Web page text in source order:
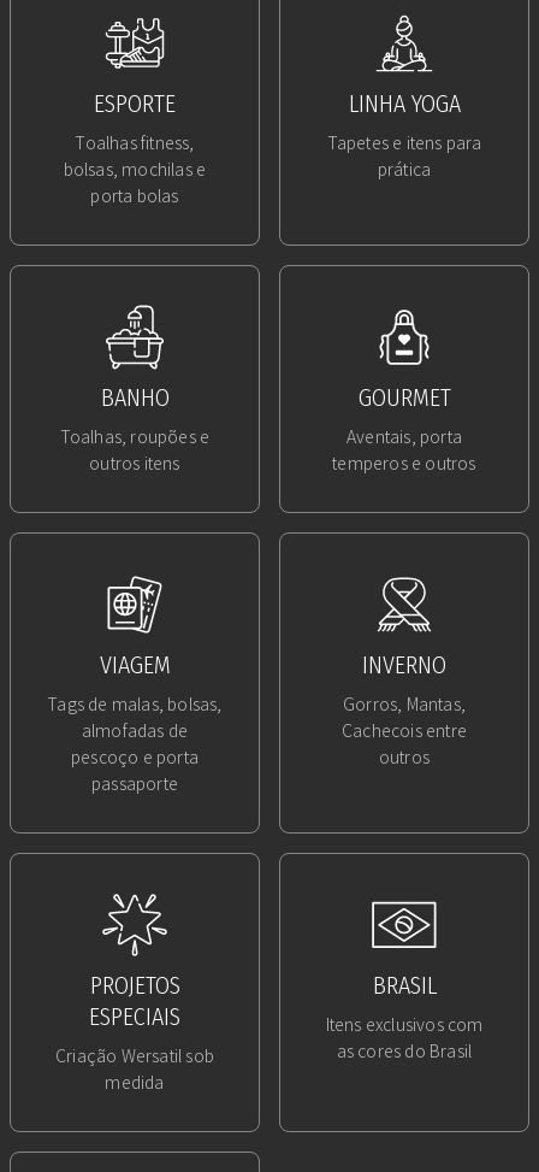
ESPORTE
Toalhas fitness,
bolsas, mochilas e
porta bolas
LINHA YOGA
Tapetes e itens para
prática
BANHO
Toalhas, roupões e
outros itens
GOURMET
Aventais, porta
temperos e outros
VIAGEM
Tags de malas, bolsas,
almofadas de
pescoço e porta
passaporte
INVERNO
Gorros, Mantas,
Cachecois entre
outros
PROJETOS
ESPECIAIS
Criação Wersatil sob
medida
BRASIL
Itens exclusivos com
as cores do Brasil